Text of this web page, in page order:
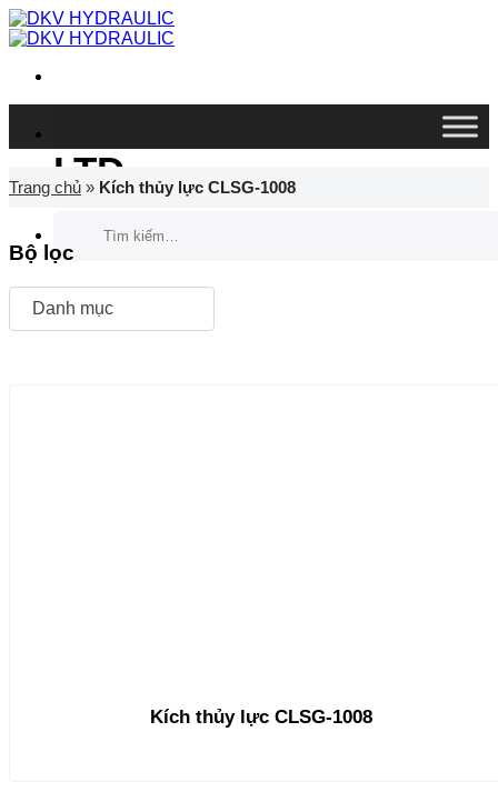
Chuyển
đến
dung
LTD
Trang chủ » Kích thủy lực CLSG-1008
Bộ lọc
Danh mục
Kích thủy lực CLSG-1008